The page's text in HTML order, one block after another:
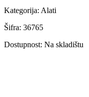
Kategorija: Alati
Šifra: 36765
Dostupnost: Na skladištu